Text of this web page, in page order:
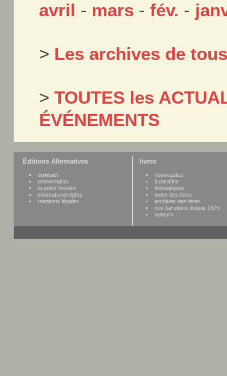
avril - mars -fév. -
> Les archives de
>TOUTES les
ÉVÉNEMENTS
Éditions Alternatives
contact
présentation
la petite histoire
international rights
mentions légales
livres
nouveautes
à paraître
thématiques
index des titres
archives des titres
nos parutions depuis 1975
auteurs